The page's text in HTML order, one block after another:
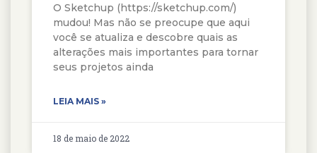
O Sketchup (https://sketchup.com/)
mudou! Mas não se preocupe que aqui
você se atualiza e descobre quais as
alterações mais importantes para tornar
seus projetos ainda
LEIA MAIS »
18 de maio de 2022